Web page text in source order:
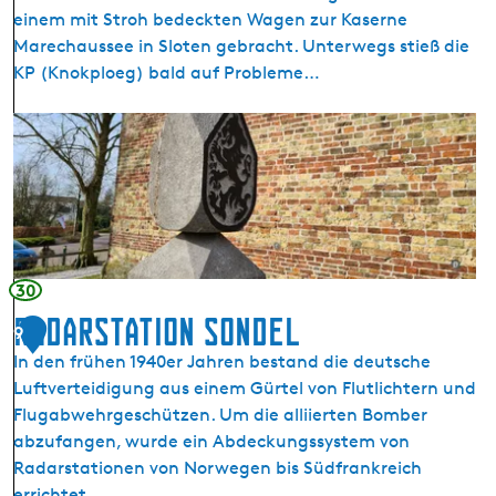
t
o
r
a
n
d
r
A
u
b
e
n
w
a
n
d
d
e
s
R
einem mit Stroh bedeckten Wagen zur Kaserne
Marechaussee in Sloten gebracht. Unterwegs stieß die
KP (Knokploeg) bald auf Probleme…
G
e
d
e
n
k
f
c
k
e
l
a
u
30
9
Radarstation Sondel
In den frühen 1940er Jahren bestand die deutsche
Luftverteidigung aus einem Gürtel von Flutlichtern und
Flugabwehrgeschützen. Um die alliierten Bomber
abzufangen, wurde ein Abdeckungssystem von
Radarstationen von Norwegen bis Südfrankreich